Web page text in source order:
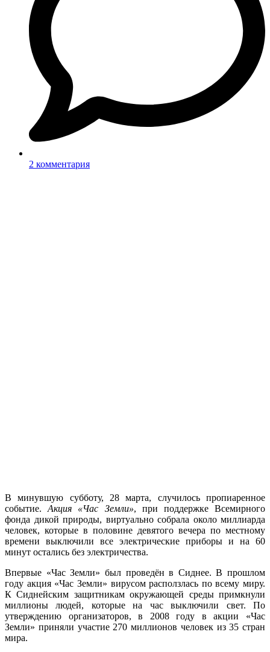
2 комментария
В минувшую субботу, 28 марта, случилось пропиаренное
событие.Акция «Час Земли», при поддержке Всемирного
фонда дикой природы, виртуально собрала около миллиарда
человек, которые в половине девятого вечера по местному
времени выключили все электрические приборы и на 60
минут остались без электричества.
Впервые «Час Земли» был проведён в Сиднее. В прошлом
году акция «Час Земли» вирусом расползлась по всему миру.
К Сиднейским защитникам окружающей среды примкнули
миллионы людей, которые на час выключили свет. По
утверждению организаторов, в 2008 году в акции «Час
Земли» приняли участие 270 миллионов человек из 35 стран
мира.